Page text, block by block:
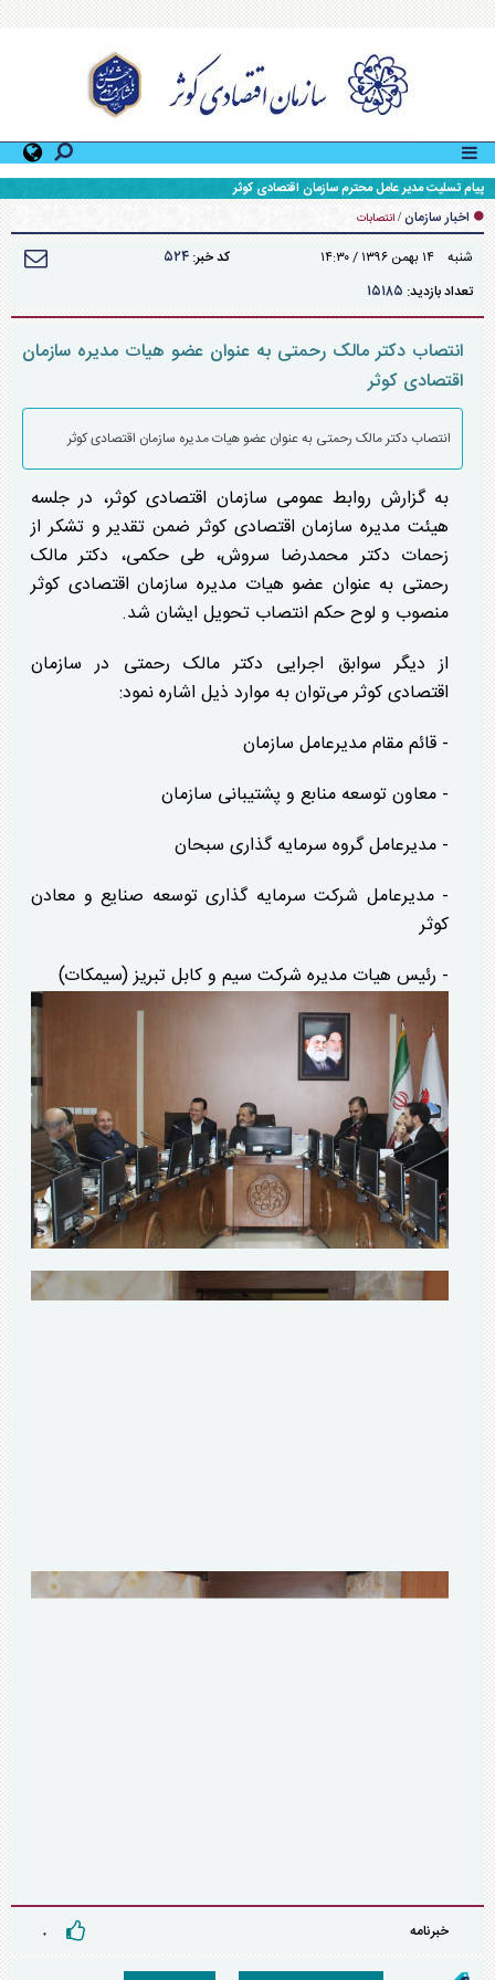
پیام تسلیت مدیر عامل محترم سازمان اقتصادی کوثر
اخبار سازمان / انتصابات
شنبه ۱۴ بهمن ۱۳۹۶ / ۱۴:۳۰ کد خبر: ۵۲۴
تعداد بازدید: ۱۵۱۸۵
انتصاب دکتر مالک رحمتی به عنوان عضو هیات مدیره سازمان
اقتصادی کوثر
انتصاب دکتر مالک رحمتی به عنوان عضو هیات مدیره سازمان اقتصادی کوثر
به گزارش روابط عمومی سازمان اقتصادی کوثر، در جلسه
هیئت مدیره سازمان اقتصادی کوثر ضمن تقدیر و تشکر از
زحمات دکتر محمدرضا سروش، طی حکمی، دکتر مالک
رحمتی به عنوان عضو هیات مدیره سازمان اقتصادی کوثر
منصوب و لوح حکم انتصاب تحویل ایشان شد.
از دیگر سوابق اجرایی دکتر مالک رحمتی در سازمان
اقتصادی کوثر می‌توان به موارد ذیل اشاره نمود:
- قائم مقام مدیرعامل سازمان
- معاون توسعه منابع و پشتیبانی سازمان
- مدیرعامل گروه سرمایه گذاری سبحان
- مدیرعامل شرکت سرمایه گذاری توسعه صنایع و معادن
کوثر
- رئیس هیات مدیره شرکت سیم و کابل تبریز (سیمکات)
خبرنامه ۰